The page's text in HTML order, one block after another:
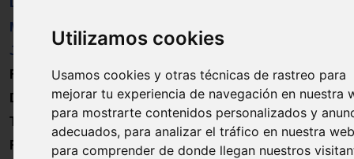
Utilizamos cookies
Usamos cookies y otras técnicas de rastreo para
mejorar tu experiencia de navegación en nuestra
para mostrarte contenidos personalizados y
adecuados, para analizar el tráfico en nuestra
para comprender de donde llegan nuestros
Libros
Material
Juguetes
Formación
Directorio
Trabajo
Registro